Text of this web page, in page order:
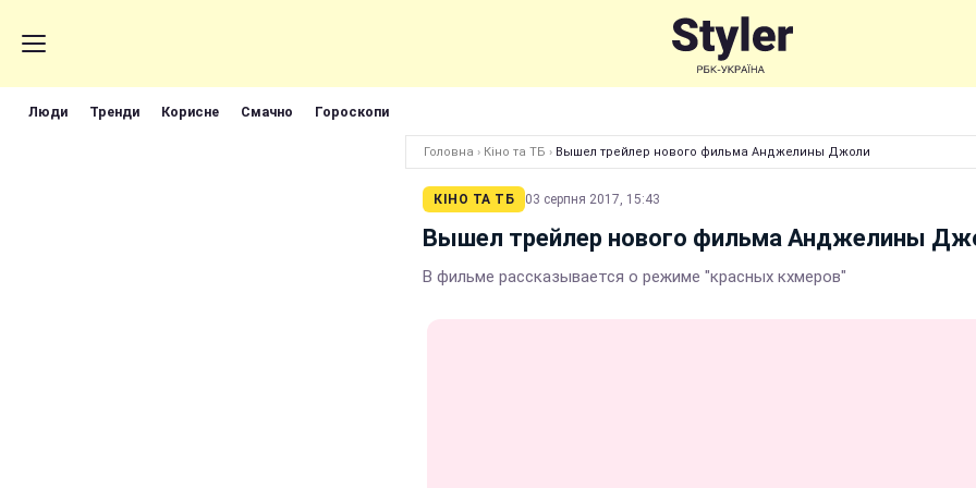
Люди Тренди Корисне Смачно Гороскопи
Головна › Кіно та ТБ › Вышел трейлер нового фильма Анджелины Джоли
КІНО ТА ТБ 03 серпня 2017, 15:43
Вышел трейлер нового фильма Анджелины
В фильме рассказывается о режиме "красных кхмеров"